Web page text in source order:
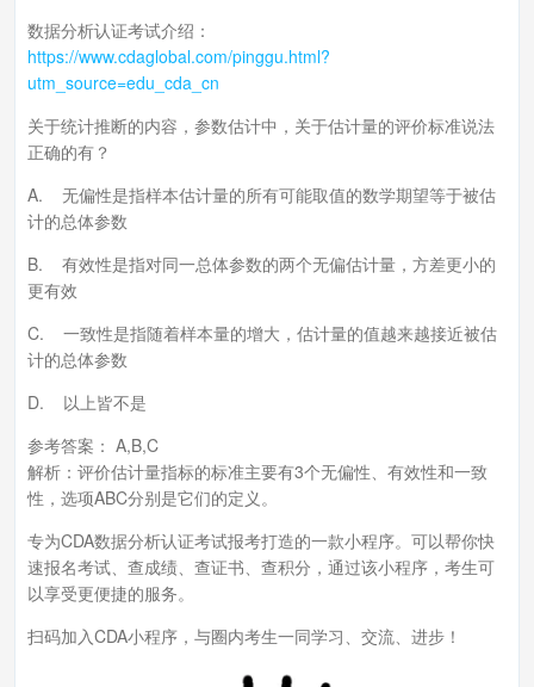
数据分析认证考试介绍：
https://www.cdaglobal.com/pinggu.html?
utm_source=edu_cda_cn
关于统计推断的内容，参数估计中，关于估计量的评价标准说法
正确的有？
A. 无偏性是指样本估计量的所有可能取值的数学期望等于被估
计的总体参数
B. 有效性是指对同一总体参数的两个无偏估计量，方差更小的
更有效
C. 一致性是指随着样本量的增大，估计量的值越来越接近被估
计的总体参数
D. 以上皆不是
参考答案： A,B,C
解析：评价估计量指标的标准主要有3个无偏性、有效性和一致
性，选项ABC分别是它们的定义。
专为CDA数据分析认证考试报考打造的一款小程序。可以帮你快
速报名考试、查成绩、查证书、查积分，通过该小程序，考生可
以享受更便捷的服务。
扫码加入CDA小程序，与圈内考生一同学习、交流、进步！